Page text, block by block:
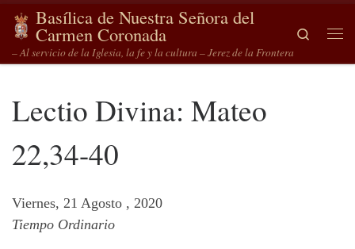
Saltar al contenido
Basílica de Nuestra Señora del
Carmen Coronada
– Al servicio de la Iglesia, la fe y la cultura – Jerez de la Frontera
Search
Lectio Divina: Mateo
22,34-40
Viernes, 21 Agosto , 2020
Tiempo Ordinario